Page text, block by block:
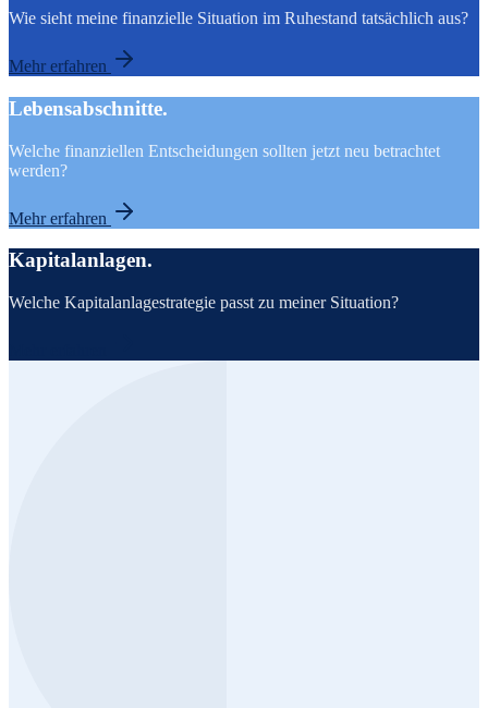
Wie sieht meine finanzielle Situation im Ruhestand tatsächlich aus?
Mehr erfahren
Lebensabschnitte.
Welche finanziellen Entscheidungen sollten jetzt neu betrachtet
werden?
Mehr erfahren
Kapitalanlagen.
Welche Kapitalanlagestrategie passt zu meiner Situation?